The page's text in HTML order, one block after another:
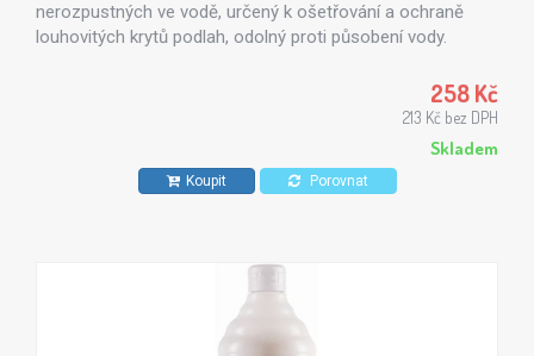
nerozpustných ve vodě, určený k ošetřování a ochraně
louhovitých krytů podlah, odolný proti působení vody.
betonové výrobky natřené základní barvou, kabřinec,258 Kč
213 Kč bez DPH
Skladem
Koupit Porovnat